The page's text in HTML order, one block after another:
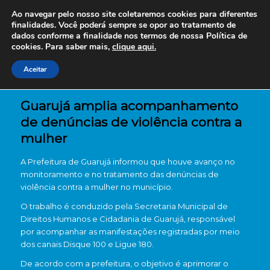
Guarujá amplia acompanhamento
de denúncias de violência contra a
mulher
A Prefeitura de Guarujá informou que houve avanço no
monitoramento e no tratamento das denúncias de
violência contra a mulher no município.
O trabalho é conduzido pela Secretaria Municipal de
Direitos Humanos e Cidadania de Guarujá , responsável
por acompanhar as manifestações registradas por meio
dos canais Disque 100 e Ligue 180
De acordo com a prefeitura, o objetivo é aprimorar o
Ao navegar pelo nosso site coletaremos cookies para diferentes
finalidades. Você poderá sempre se opor ao tratamento de
dados conforme a finalidade nos termos de nossa Política de
cookies. Para saber mais, clique aqui.
Aceitar